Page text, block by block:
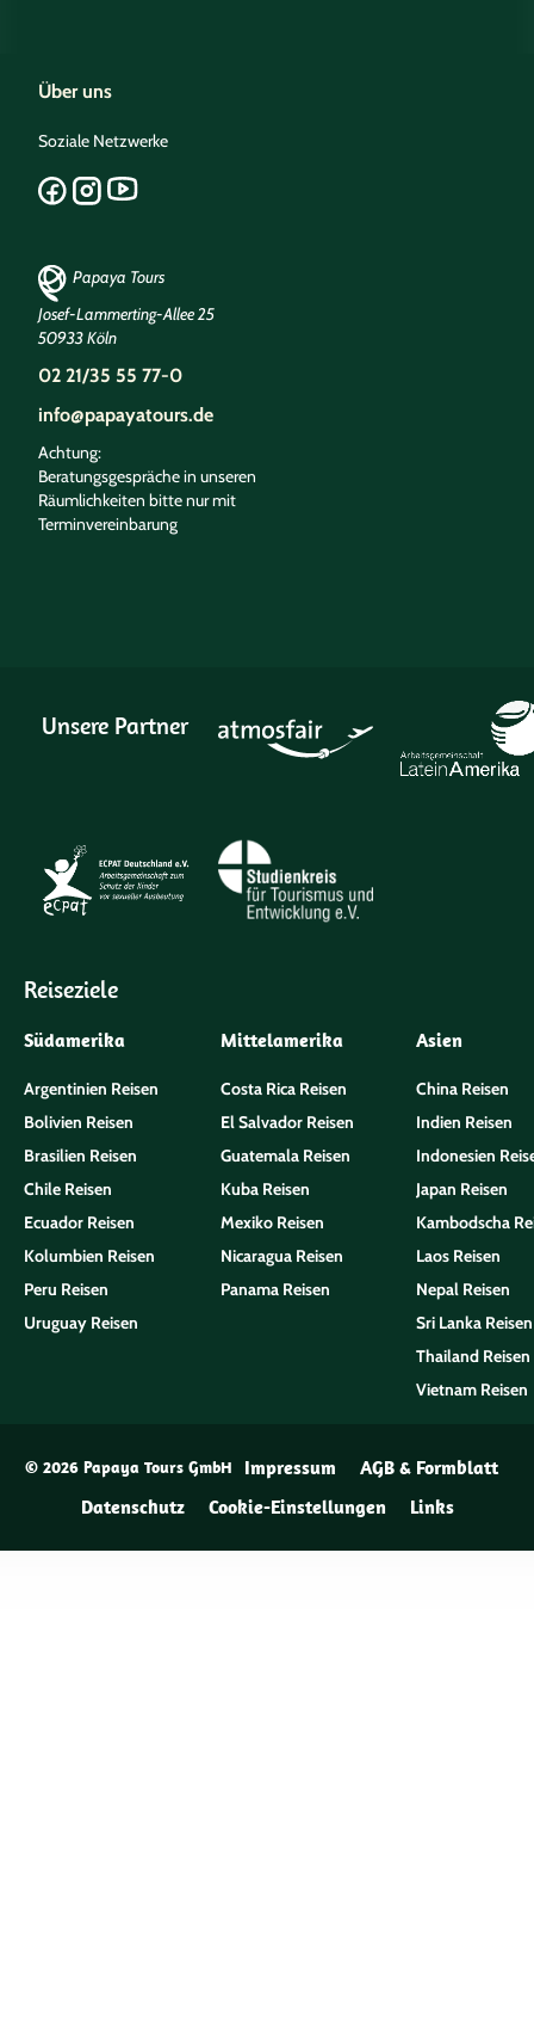
Über uns
Soziale Netzwerke
Papaya Tours
Josef-Lammerting-Allee 25
50933 Köln
02 21/35 55 77-0
info@papayatours.de
Achtung:
Beratungsgespräche in unseren
Räumlichkeiten bitte nur mit
Terminvereinbarung
Unsere Partner
Reiseziele
Südamerika
Argentinien Reisen
Bolivien Reisen
Brasilien Reisen
Chile Reisen
Ecuador Reisen
Kolumbien Reisen
Peru Reisen
Uruguay Reisen
Mittelamerika
Costa Rica Reisen
El Salvador Reisen
Guatemala Reisen
Kuba Reisen
Mexiko Reisen
Nicaragua Reisen
Panama Reisen
Asien
China Reisen
Indien Reisen
Indonesien
Japan Reisen
Kambodscha
Laos Reisen
Nepal Reisen
Sri Lanka Reisen
Thailand Reisen
Vietnam Reisen
© 2026 Papaya Tours GmbH Impressum
AGB & Formblatt
Datenschutz
Cookie-Einstellungen Links